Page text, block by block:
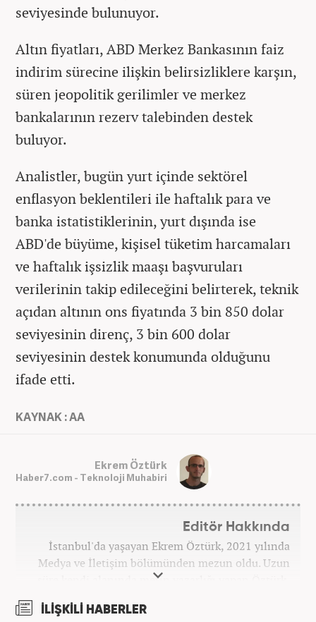
seviyesinde bulunuyor.
Altın fiyatları, ABD Merkez Bankasının faiz
indirim sürecine ilişkin belirsizliklere karşın,
süren jeopolitik gerilimler ve merkez
bankalarının rezerv talebinden destek
buluyor.
Analistler, bugün yurt içinde sektörel
enflasyon beklentileri ile haftalık para ve
banka istatistiklerinin, yurt dışında ise
ABD'de büyüme, kişisel tüketim harcamaları
ve haftalık işsizlik maaşı başvuruları
verilerinin takip edileceğini belirterek, teknik
açıdan altının ons fiyatında 3 bin 850 dolar
seviyesinin direnç, 3 bin 600 dolar
seviyesinin destek konumunda olduğunu
ifade etti.
KAYNAK : AA
Ekrem Öztürk
Haber7.com - Teknoloji Muhabiri
Editör Hakkında
İstanbul'da yaşayan Ekrem Öztürk, 2021 yılında
Medya ve İletişim bölümünden mezun oldu. Uzun
süre kendi alanında metin yazarlığı yapan Öztürk,
şu an Haber7.com'da "Muhabir - Editör" olarak görev
yapmaktadır. Ayrıca günümüz insan ilişkilerinde
İLİŞKİLİ HABERLER